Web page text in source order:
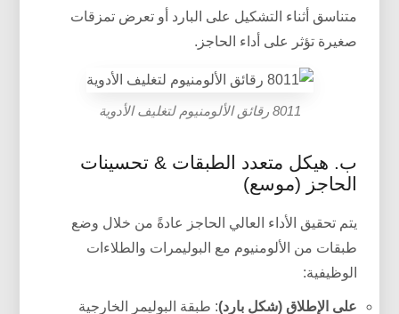
متناسق أثناء التشكيل على البارد أو تعرض تمزقات
صغيرة تؤثر على أداء الحاجز.
8011 رقائق الألومنيوم لتغليف الأدوية
ب. هيكل متعدد الطبقات & تحسينات
الحاجز (موسع)
يتم تحقيق الأداء العالي الحاجز عادةً من خلال وضع
طبقات من الألومنيوم مع البوليمرات والطلاءات
الوظيفية:
على الإطلاق (شكل بارد): طبقة البوليمر الخارجية